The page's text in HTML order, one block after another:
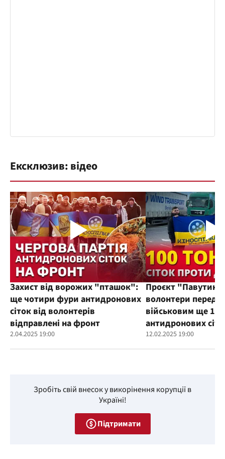
Ексклюзив: відео
Захист від ворожих "пташок":
ще чотири фури антидронових
сіток від волонтерів
відправлені на фронт
2.04.2025 19:00
Проєкт
волонтери
військовим ще
антидронових
12.02.2025 19:00
Зробіть свій внесок у викорінення корупції в
Україні!
Підтримати